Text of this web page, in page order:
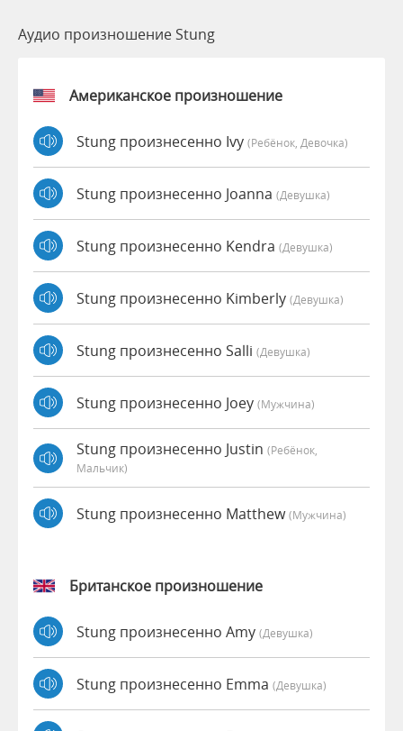
Аудио произношение Stung
Американское произношение
Stung произнесенно Ivy (Ребёнок, Девочка)
Stung произнесенно Joanna (девушка)
Stung произнесенно Kendra (девушка)
Stung произнесенно Kimberly (девушка)
Stung произнесенно Salli (девушка)
Stung произнесенно Joey (мужчина)
Stung произнесенно Justin (Ребёнок,
Мальчик)
Stung произнесенно Matthew(мужчина)
Британское произношение
Stung произнесенно Amy (девушка)
Stung произнесенно Emma (девушка)